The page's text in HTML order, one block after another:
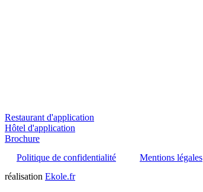
Restaurant d'application
Hôtel d'application
Brochure
Politique de confidentialité
Mentions légales
réalisation Ekole.fr